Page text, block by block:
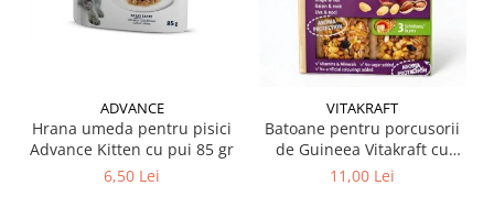
ADVANCE
Hrana umeda pentru pisici
Advance Kitten cu pui 85 gr
6,50 Lei
VITAKRAFT
Batoane pentru porcusorii
de Guineea Vitakraft cu
struguri & nuci 2 buc
11,00 Lei